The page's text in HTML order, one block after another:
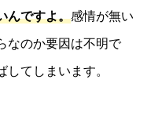
んですよ。感情が無い
なのか要因は不明で
てしまいます。